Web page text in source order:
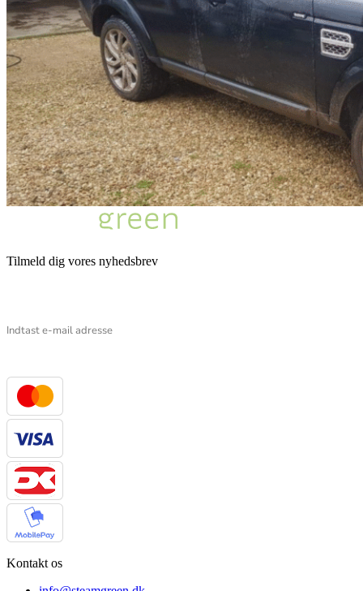
Tilmeld dig vores nyhedsbrev
Kontakt os